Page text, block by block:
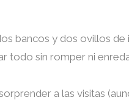
bancos y dos ovillos de
todo sin romper ni
a las visitas